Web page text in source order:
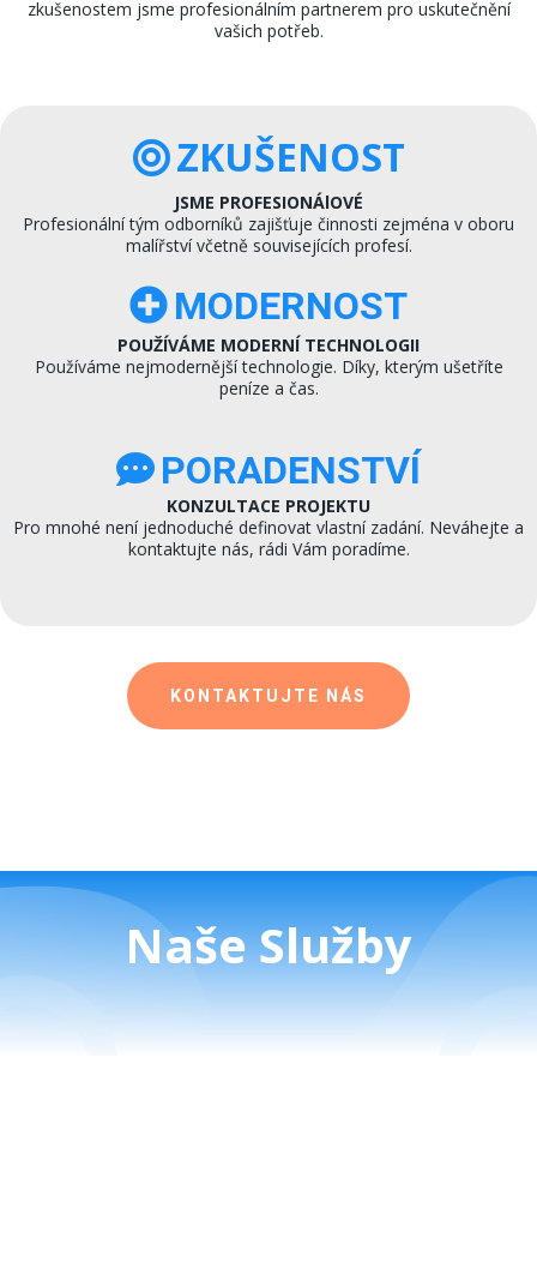
zkušenostem jsme profesionálním partnerem pro uskutečnění
vašich potřeb.
ZKUŠENOST
JSME PROFESIONÁlOVÉ
Profesionální tým odborníků zajišťuje činnosti zejména v oboru
malířství včetně souvisejících profesí.
MODERNOST
POUŽÍVÁME MODERNÍ TECHNOLOGII
Používáme nejmodernější technologie. Díky, kterým ušetříte
peníze a čas.
PORADENSTVÍ
KONZULTACE PROJEKTU
Pro mnohé není jednoduché definovat vlastní zadání. Neváhejte a
kontaktujte nás, rádi Vám poradíme.
KONTAKTUJTE NÁS
Naše Služby